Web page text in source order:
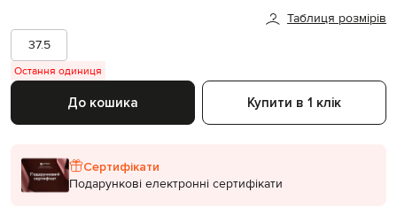
Таблиця розмірів
37.5
Остання одиниця
До кошика Купити в 1 клік
Сертифікати
Подарункові електронні сертифікати